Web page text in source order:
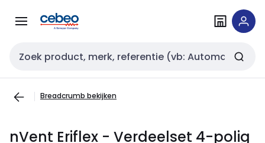
naar
naar
Zoekveld invoer
Breadcrumb bekijken
nVent Eriflex - Verdeelset 4-polig